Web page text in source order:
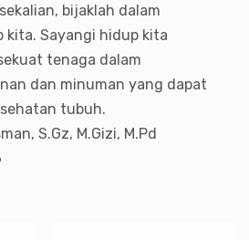
bijaklah dalam
kita. Sayangi hidup kita
tenaga dalam
dan minuman yang dapat
tubuh.
S.Gz, M.Gizi, M.Pd